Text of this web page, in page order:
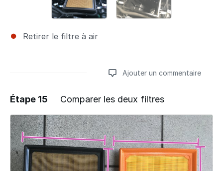
Retirer le filtre à air
Ajouter un commentaire
Ajouter un commentaire
Étape 15 Comparer les deux filtres